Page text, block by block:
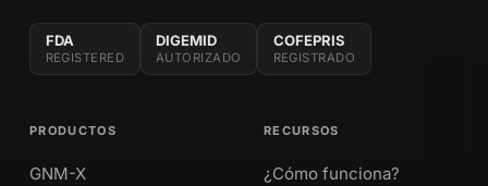
FDA
REGISTERED
DIGEMID
AUTORIZADO
COFEPRIS
REGISTRADO
PRODUCTOS
GNM-X
RECURSOS
¿Cómo funciona?